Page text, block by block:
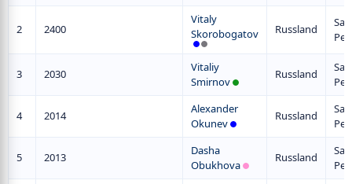
2 2400
Vitaly
Skorobogatov
Russland
3 2030
Vitaliy
Smirnov
Russland
4 2014
Alexander
Okunev
Russland
5 2013
Dasha
Obukhova
Russland